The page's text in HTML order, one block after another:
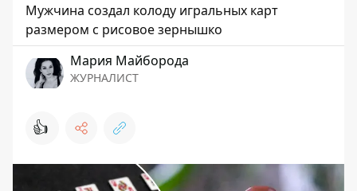
Мужчина создал колоду игральных карт
размером с рисовое зернышко
Мария Майборода
ЖУРНАЛИСТ
👍